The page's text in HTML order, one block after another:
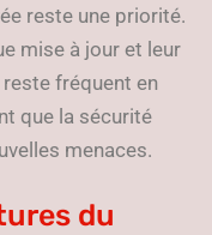
reste une priorité.
mise à jour et leur
fréquent en
que la sécurité
menaces.
du